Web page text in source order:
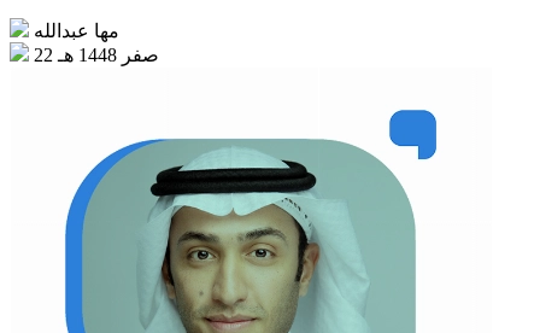
مها عبدالله
22 صفر 1448 هـ